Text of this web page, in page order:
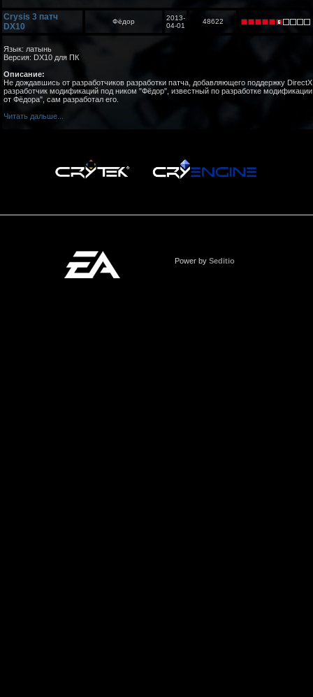
Crysis 3 патч
DX10
Фёдор
2013-
04-01
48622
Язык: латынь
Версия: DX10 для ПК
Описание:
Не дождавшись от разработчиков разработки патча, добавляющего поддержку
разработчик модификаций под ником "Фёдор", известный по разработке модификации
от Фёдора", сам разработал его.
Читать дальше...
Power by Seditio